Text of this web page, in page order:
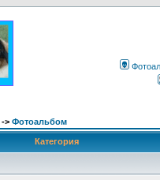
-> Фотоальбом
Категория